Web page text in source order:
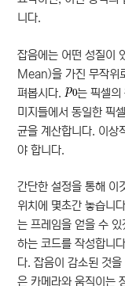
니다.
잡음에는 어떤 성질이
Mean)을 가진 무작위
펴봅시다.
는 픽셀
미지들에서 동일한 픽
균을 계산합니다. 이
야 합니다.
간단한 설정을 통해 이
위치에 몇초간 놓습니
는 프레임을 얻을 수
하는 코드를 작성합니
다. 잡음이 감소된 것
은 카메라와 움직이는